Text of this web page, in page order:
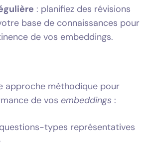
: planifiez des révisions
base de connaissances pour
de vos embeddings.
approche méthodique pour
de vos embeddings :
types représentatives